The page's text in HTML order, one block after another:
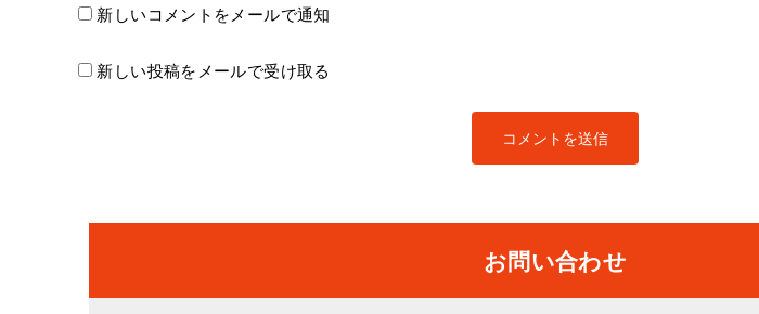
新しいコメントをメールで通知
新しい投稿をメールで受け取る
お問い合わせ